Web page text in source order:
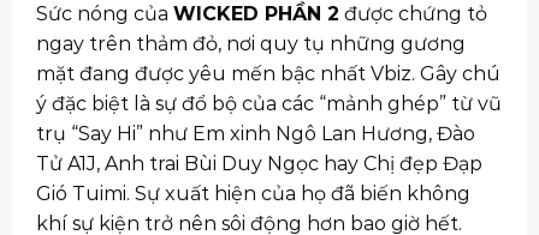
Sức nóng của WICKED PHẦN 2 được chứng tỏ
ngay trên thảm đỏ, nơi quy tụ những gương
mặt đang được yêu mến bậc nhất Vbiz. Gây chú
ý đặc biệt là sự đổ bộ của các “mảnh ghép” từ vũ
trụ “Say Hi” như Em xinh Ngô Lan Hương, Đào
Tử A1J, Anh trai Bùi Duy Ngọc hay Chị đẹp Đạp
Gió Tuimi. Sự xuất hiện của họ đã biến không
khí sự kiện trở nên sôi động hơn bao giờ hết.